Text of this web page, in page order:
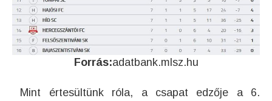
Forrás:adatbank.mlsz.hu
Mint értesültünk róla, a csapat edzője a 6.